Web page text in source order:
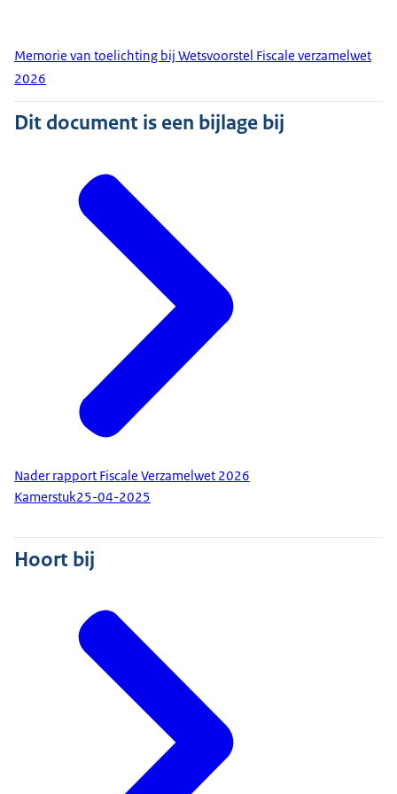
Memorie van toelichting bij Wetsvoorstel Fiscale verzamelwet
2026
Dit document is een bijlage bij
Nader rapport Fiscale Verzamelwet 2026
Kamerstuk25-04-2025
Hoort bij